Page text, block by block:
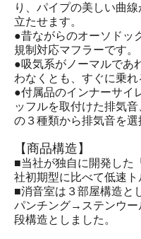
り、パイプの美しい曲
立たせます。
●昔ながらのオーソドッ
規制対応マフラーです。
●吸気系がノーマルであ
わなくとも、すぐに乗れ
●付属品のインナーサイ
ッフルを取付けた排気
の３種類から排気音を選
【商品構造】
■当社が独自に開発した
社初期型に比べて低速ト
■消音室は３部屋構造と
パンチング→ステンウ
段構造としました。